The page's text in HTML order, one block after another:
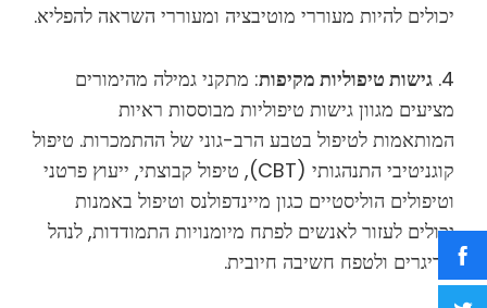
יכולים להיות מעוררי מוטיבציה ומעוררי השראה להפליא.
4. גישות טיפוליות מקיפות: מתקני גמילה מהימורים
מציעים מגוון גישות טיפוליות מבוססות ראיות
המותאמות לטיפול בטבע הרב-גוני של ההתמכרות. טיפול
קוגניטיבי התנהגותי (CBT), טיפול קבוצתי, ייעוץ פרטני
וטיפולים הוליסטיים כגון מיינדפולנס וטיפול באמנות
יכולים לעזור לאנשים לפתח מיומנויות התמודדות, לנהל
טריגרים ולטפח חשיבה חיובית.